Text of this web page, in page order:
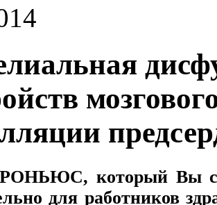
, который Вы
для работников